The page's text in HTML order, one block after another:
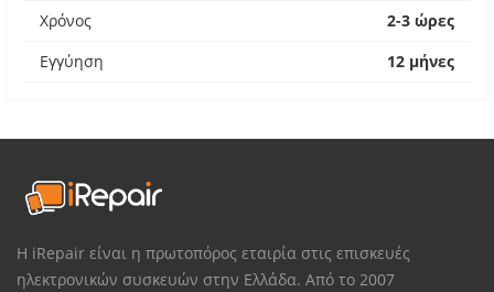
Χρόνος
2-3 ώρες
Εγγύηση
12 μήνες
Η iRepair είναι η πρωτοπόρος εταιρία στις επισκευές
ηλεκτρονικών συσκευών στην Ελλάδα. Από το 2007